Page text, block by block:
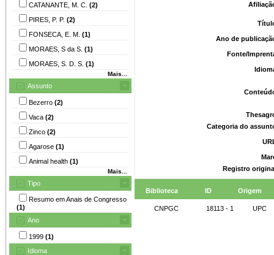
CATANANTE, M. C. (2)
PIRES, P. P. (2)
FONSECA, E. M. (1)
MORAES, S da S. (1)
MORAES, S. D. S. (1)
Mais...
Assunto
Bezerro (2)
Vaca (2)
Zinco (2)
Agarose (1)
Animal health (1)
Mais...
Tipo
Resumo em Anais de Congresso
(1)
Ano
1999 (1)
Idioma
Ano de
Fonte/
Categoria do
Registro
Biblioteca ID Origem
CNPGC 18113 - 1 UPC